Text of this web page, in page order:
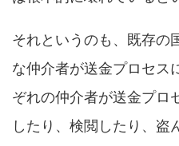
それというのも、既存の
な仲介者が送金プロセス
ぞれの仲介者が送金プロ
したり、検閲したり、盗